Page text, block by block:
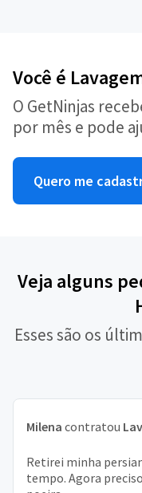
Você é
O GetNinjas
por mês e pode
Quero me
Veja alguns
Esses são os
Milena contratou
Retirei minha
tempo. Agora